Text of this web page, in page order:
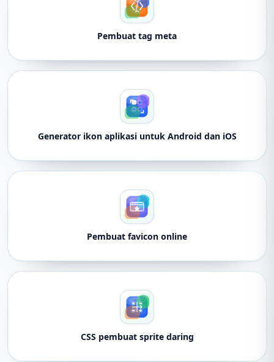
Pembuat tag meta
Generator ikon aplikasi untuk Android dan iOS
Pembuat favicon online
CSS pembuat sprite daring